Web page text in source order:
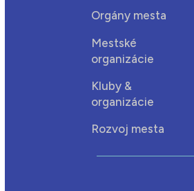
Orgány mesta
Mestské
organizácie
Kluby &
organizácie
Rozvoj mesta